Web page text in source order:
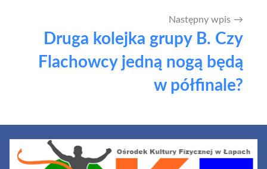
Następny wpis
Druga kolejka grupy B. Czy
Flachowcy jedną nogą będą
w półfinale?